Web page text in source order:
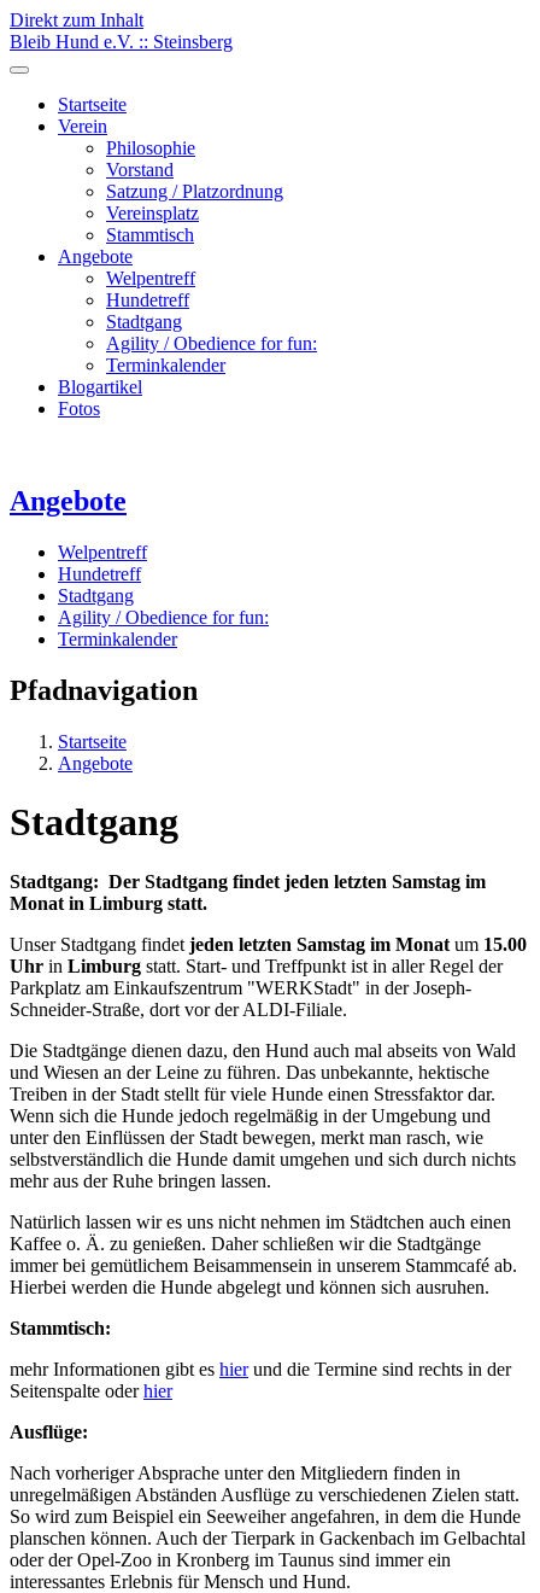
Direkt zum Inhalt
Bleib Hund e.V. :: Steinsberg
Startseite
Verein
Philosophie
Vorstand
Satzung / Platzordnung
Vereinsplatz
Stammtisch
Angebote
Welpentreff
Hundetreff
Stadtgang
Agility / Obedience for fun:
Terminkalender
Blogartikel
Fotos
Angebote
Welpentreff
Hundetreff
Stadtgang
Agility / Obedience for fun:
Terminkalender
Pfadnavigation
Startseite
Angebote
Stadtgang
Stadtgang: Der Stadtgang findet jeden letzten Samstag im
Monat in Limburg statt.
Unser Stadtgang findet jeden letzten Samstag im Monat um 15.00
Uhr in Limburg statt. Start- und Treffpunkt ist in aller Regel der
Parkplatz am Einkaufszentrum "WERKStadt" in der Joseph-
Schneider-Straße, dort vor der ALDI-Filiale.
Die Stadtgänge dienen dazu, den Hund auch mal abseits von Wald
und Wiesen an der Leine zu führen. Das unbekannte, hektische
Treiben in der Stadt stellt für viele Hunde einen Stressfaktor dar.
Wenn sich die Hunde jedoch regelmäßig in der Umgebung und
unter den Einflüssen der Stadt bewegen, merkt man rasch, wie
selbstverständlich die Hunde damit umgehen und sich durch nichts
mehr aus der Ruhe bringen lassen.
Natürlich lassen wir es uns nicht nehmen im Städtchen auch einen
Kaffee o. Ä. zu genießen. Daher schließen wir die Stadtgänge
immer bei gemütlichem Beisammensein in unserem Stammcafé ab.
Hierbei werden die Hunde abgelegt und können sich ausruhen.
Stammtisch:
mehr Informationen gibt es hierund die Termine sind rechts in der
Seitenspalte oderhier
Ausflüge:
Nach vorheriger Absprache unter den Mitgliedern finden in
unregelmäßigen Abständen Ausflüge zu verschiedenen Zielen statt.
So wird zum Beispiel ein Seeweiher angefahren, in dem die Hunde
planschen können. Auch der Tierpark in Gackenbach im Gelbachtal
oder der Opel-Zoo in Kronberg im Taunus sind immer ein
interessantes Erlebnis für Mensch und Hund.